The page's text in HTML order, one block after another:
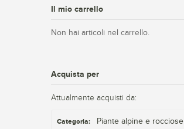
Il mio carrello
Non hai articoli nel carrello.
Acquista per
Attualmente acquisti da:
Categoria: Piante alpine e rocciose